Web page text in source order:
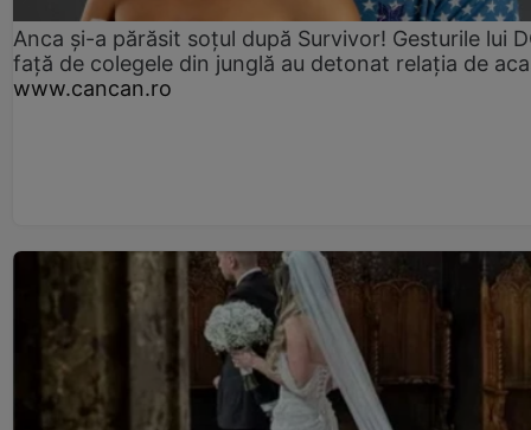
Anca și-a părăsit soțul după Survivor! Gesturile lui
față de colegele din junglă au detonat relația de
www.cancan.ro